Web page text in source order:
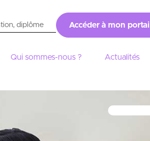
Accéder à mon portail
Qui sommes-nous ? Actualités